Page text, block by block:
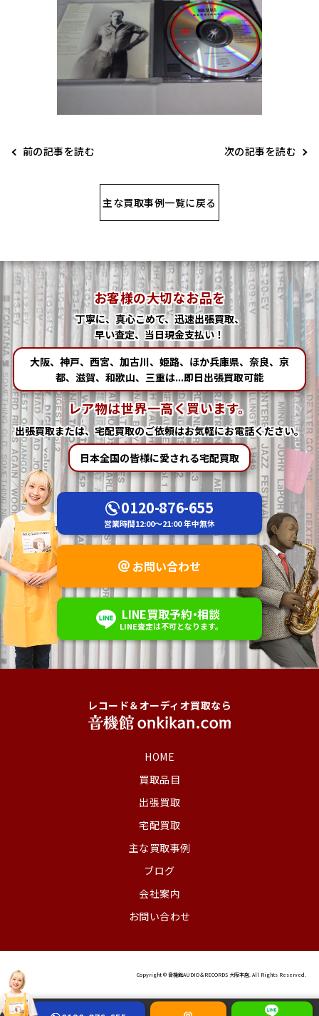
前の記事を読む 次の記事を読む
主な買取事例一覧に戻る
お客様の大切なお品を
丁寧に、真心こめて、迅速出張買取、
早い査定、当日現金支払い！
大阪、神戸、西宮、加古川、姫路、ほか兵庫県、奈良、京
都、滋賀、和歌山、三重は...即日出張買取可能
レア物は世界一高く買います。
出張買取または、宅配買取のご依頼はお気軽にお電話ください。
日本全国の皆様に愛される宅配買取
0120-876-655
営業時間12:00～21:00年中無休
お問い合わせ
LINE買取予約・相談
LINE査定は不可となります。
レコード＆オーディオ買取なら
HOME
買取品目
出張買取
宅配買取
主な買取事例
ブログ
会社案内
お問い合わせ
Copyright © 音機館AUDIO＆RECORDS 大阪本店. All Rights Reserved.